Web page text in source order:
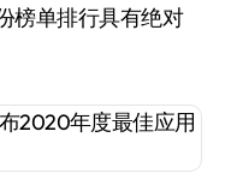
榜单排行具有绝对